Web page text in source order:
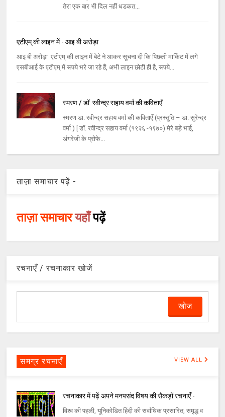
तेरा एक बार भी दिल नहीं धडकत...
एटीएम् की लाइन में - आइ बी अरोड़ा
आइ बी अरोड़ा एटीएम् की लाइन में बेटे ने आकर सूचना दी कि पिछली मार्किट में लगे
एसबीआई के एटीएम् में रूपये भरे जा रहे हैं, अभी लाइन छोटी ही है, रूपये...
स्मरण / डॉ. रवीन्द्र सहाय वर्मा की कविताएँ
स्मरण डा. रवीन्द्र सहाय वर्मा की कविताएँ (प्रस्तुति – डा. सुरेन्द्र
वर्मा ) [ डॉ. रवीन्द्र सहाय वर्मा (१९२६ -१९७०) मेरे बड़े भाई,
अंगरेजी के प्रोफे...
ताज़ा समाचार पढ़ें -
ताज़ा समाचारयहाँपढ़ें
रचनाएँ / रचनाकार खोजें
समग्र रचनाएँ VIEW ALL
रचनाकार में पढ़ें अपने मनपसंद विषय की सैकड़ों रचनाएँ -
विश्व की पहली, यूनिकोडित हिंदी की सर्वाधिक प्रसारित, समृद्ध व